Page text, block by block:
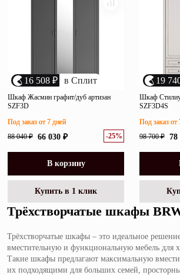
16 508 ₽ в Сплит
Шкаф Жасмин графит/дуб артизан
SZF3D
88 040 ₽ 66 030 ₽ -25%
Под заказ от 7 дней
В корзину
Купить в 1 клик
19
Шкаф
SZF3D4S
98 700 ₽ 78
Под заказ от
Трёхстворчатые шкафы
Трёхстворчатые шкафы – это идеальное
вместительную и функциональную мебель для
Такие шкафы предлагают максимальную
их подходящими для больших семей,